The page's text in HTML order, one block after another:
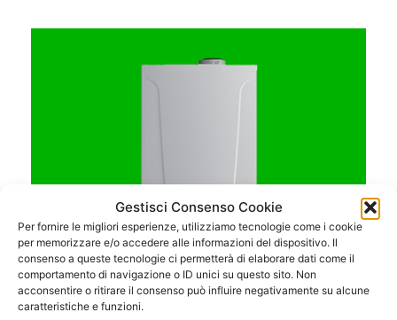
Gestisci Consenso Cookie
Per fornire le migliori esperienze, utilizziamo tecnologie come i cookie
per memorizzare e/o accedere alle informazioni del dispositivo. Il
consenso a queste tecnologie ci permetterà di elaborare dati come il
comportamento di navigazione o ID unici su questo sito. Non
acconsentire o ritirare il consenso può influire negativamente su alcune
caratteristiche e funzioni.